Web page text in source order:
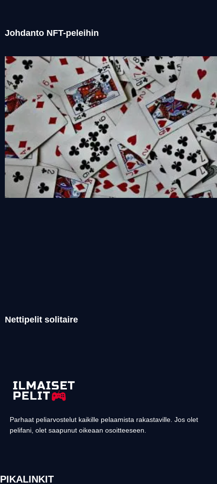
Johdanto NFT-peleihin
Nettipelit solitaire
Parhaat peliarvostelut kaikille pelaamista rakastaville. Jos olet
pelifani, olet saapunut oikeaan osoitteeseen.
PIKALINKIT